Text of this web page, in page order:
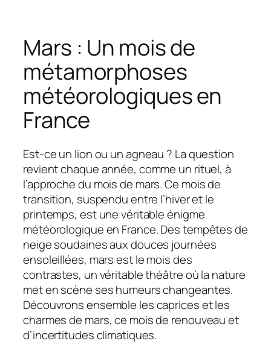
Mars : Un mois de
métamorphoses
météorologiques en
France
Est-ce un lion ou un agneau ? La question
revient chaque année, comme un rituel, à
l’approche du mois de mars. Ce mois de
transition, suspendu entre l’hiver et le
printemps, est une véritable énigme
météorologique en France. Des tempêtes de
neige soudaines aux douces journées
ensoleillées, mars est le mois des
contrastes, un véritable théâtre où la nature
met en scène ses humeurs changeantes.
Découvrons ensemble les caprices et les
charmes de mars, ce mois de renouveau et
d’incertitudes climatiques.